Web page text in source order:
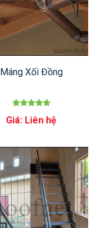
Máng Xối Đồng
Giá: Liên hệ